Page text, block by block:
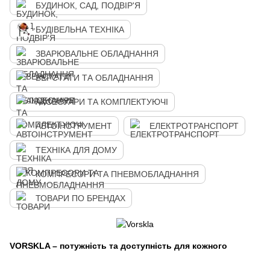
БУДИНОК, САД, ПОДВІР'Я
БУДІВЕЛЬНА ТЕХНІКА
ЗВАРЮВАЛЬНЕ ОБЛАДНАННЯ
ВЕРСТАТИ ТА ОБЛАДНАННЯ
АКСЕСУАРИ ТА КОМПЛЕКТУЮЧІ
АВТОІНСТРУМЕНТ ЕЛЕКТРОТРАНСПОРТ
ТЕХНІКА ДЛЯ ДОМУ
КОМПРЕСОРИ ТА ПНЕВМОБЛАДНАННЯ
ТОВАРИ ПО БРЕНДАХ
VORSKLA – потужність та доступність для кожного